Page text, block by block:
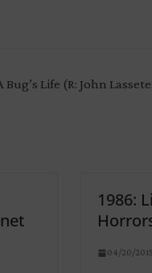
Bug’s Life (R: John
1986:
04/20/2015